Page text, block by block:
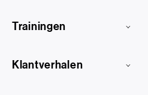
Trainingen
Klantverhalen